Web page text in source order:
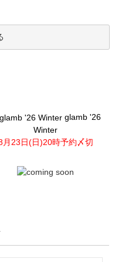
glamb '26
Winter
月23日(日)20時予約〆切